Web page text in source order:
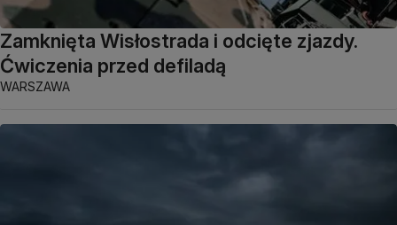
Zamknięta Wisłostrada i odcięte zjazdy.
Ćwiczenia przed defiladą
WARSZAWA